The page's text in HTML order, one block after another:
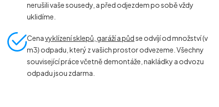
nerušili vaše sousedy, a před odjezdem po sobě vždy
uklidíme.
Cenavyklízení sklepů, garáží a půdse odvíjí od množství (v
m3) odpadu, který z vašich prostor odvezeme. Všechny
související práce včetně demontáže, nakládky a odvozu
odpadu jsou zdarma.